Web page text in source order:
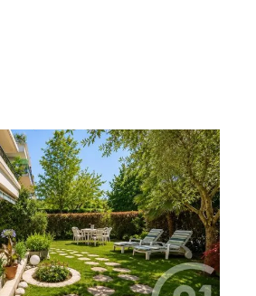
92
F4 à vendre
€